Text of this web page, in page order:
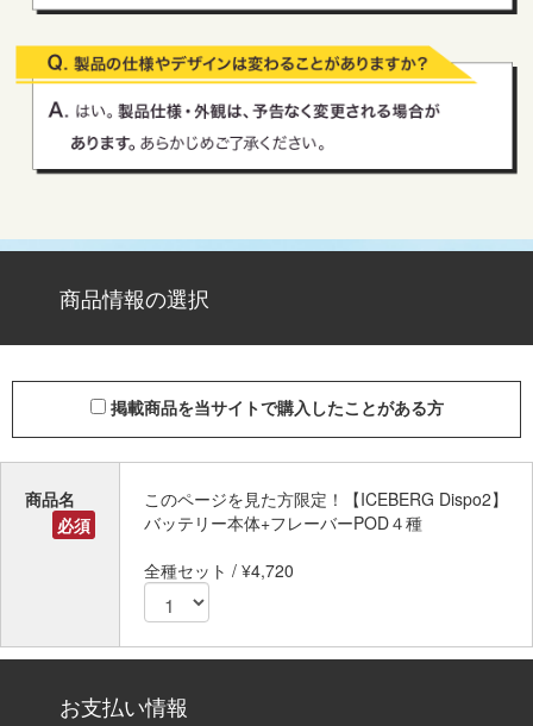
商品情報の選択
掲載商品を当サイトで購入したことがある方
商品名
必須
このページを見た方限定！【ICEBERG Dispo2】
バッテリー本体+フレーバーPOD４種
全種セット / ¥4,720
お支払い情報